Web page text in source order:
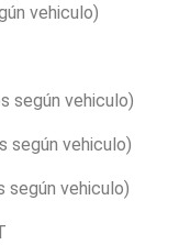
vehiculo)
según vehiculo)
según vehiculo)
vehiculo)